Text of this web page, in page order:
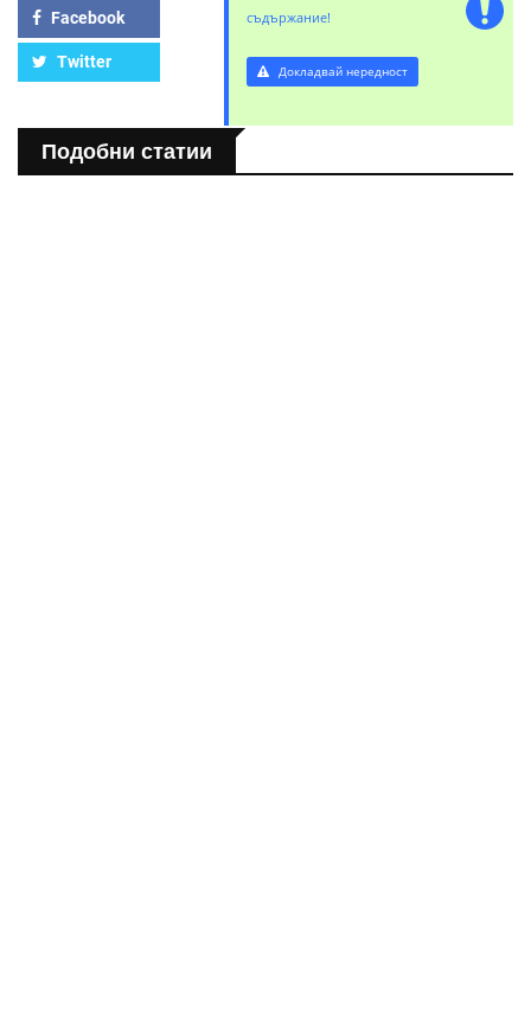
Facebook
Twitter
съдържание!
Докладвай нередност
Подобни статии